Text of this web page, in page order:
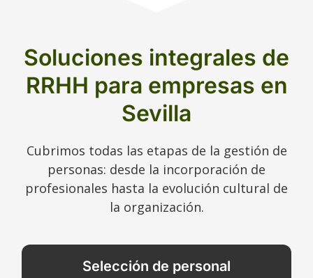
Soluciones integrales de
RRHH para empresas en
Sevilla
Cubrimos todas las etapas de la gestión de
personas: desde la incorporación de
profesionales hasta la evolución cultural de
la organización.
Selección de personal